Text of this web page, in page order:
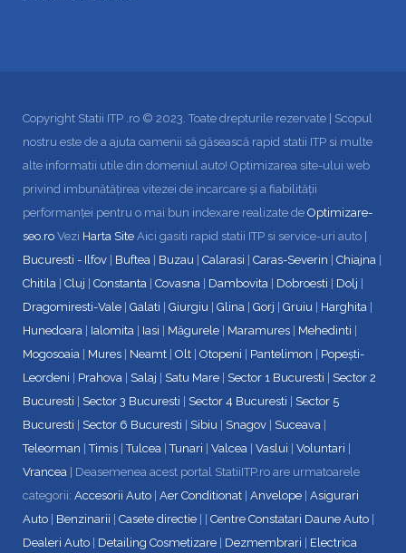
Copyright Statii ITP .ro © 2023. Toate drepturile rezervate | Scopul
nostru este de a ajuta oamenii să găsească rapid statii ITP si multe
alte informatii utile din domeniul auto! Optimizarea site-ului web
privind imbunătățirea vitezei de incarcare și a fiabilității
performanței pentru o mai bun indexare realizate de Optimizare-
seo.ro Vezi Harta Site Aici gasiti rapid statii ITP si service-uri auto |
Bucuresti - Ilfov
Buftea Buzau Calarasi Caras-Severin Chiajna
Chitila
Cluj Constanta Covasna Dambovita Dobroesti Dolj
Dragomiresti-Vale Galati Giurgiu Glina Gorj Gruiu Harghita
Hunedoara
Ialomita Iasi Măgurele Maramures Mehedinti
Mogosoaia
Mures Neamt Olt Otopeni Pantelimon
Popești-
Leordeni
Prahova Salaj Satu Mare Sector 1 Bucuresti
Sector 2
Bucuresti
Sector 3 Bucuresti Sector 4 Bucuresti
Sector 5
Bucuresti
Sector 6 Bucuresti Sibiu Snagov Suceava
Teleorman |Timis |Tulcea |Tunari Valcea Vaslui Voluntari
Vrancea | Deasemenea acest portal StatiiITP.ro are urmatoarele
categorii: Accesorii Auto Aer Conditionat Anvelope Asigurari
Auto
Benzinarii Casete directie Centre Constatari Daune Auto
Dealeri Auto
Detailing Cosmetizare Dezmembrari Electrica